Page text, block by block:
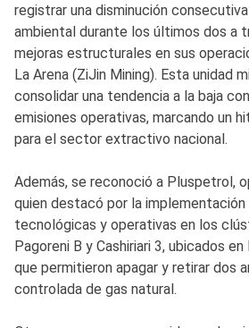
registrar una disminución
ambiental durante los últimos dos a
mejoras estructurales en sus
La Arena (ZiJin Mining). Esta unidad
consolidar una tendencia a la baja
emisiones operativas, marcando un
para el sector extractivo nacional.
Además, se reconoció a Pluspetrol,
quien destacó por la implementación
tecnológicas y operativas en los
Pagoreni B y Cashiriari 3, ubicados
que permitieron apagar y retirar dos
controlada de gas natural.